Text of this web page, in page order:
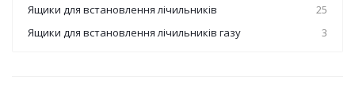
Ящики для встановлення лічильників
25
Ящики для встановлення лічильників газу
3